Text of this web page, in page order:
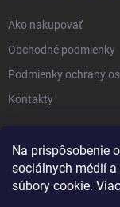
Na prispôsobenie
sociálnych médií
súbory cookie.
Ako nakupovať
Obchodné podmienky
Podmienky ochrany
Kontakty
NOVINKY
Novinky v našom e-